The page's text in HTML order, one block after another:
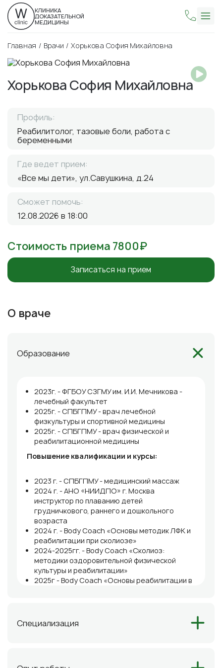
КЛИНИКА
ДОКАЗАТЕЛЬНОЙ
МЕДИЦИНЫ
Главная Врачи Хорькова София Михайловна
Хорькова София Михайловна
Профиль:
Реабилитолог, тазовые боли, работа с
беременными
Где ведет прием:
«Все мы дети», ул.Савушкина, д.24
Сможет помочь:
12.08.2026 в 18:00
Стоимость приема 7800₽
Записаться на прием
О враче
Образование
2023г. - ФГБОУ СЗГМУ им. И.И. Мечникова -
лечебный факультет
2025г. - СПБГПМУ - врач лечебной
физкультуры и спортивной медицины
2025г. - СПБГПМУ - врач физической и
реабилитационной медицины
Повышение квалификации и курсы:
2023 г. - СПБГПМУ - медицинский массаж
2024 г. - АНО «НИИДПО» г. Москва
инструктор по плаванию детей
грудничкового, раннего и дошкольного
возраста
2024 г. - Body Coach «Основы методик ЛФК и
реабилитации при сколиозе»
2024-2025гг. - Body Coach «Сколиоз:
методики оздоровительной физической
культуры и реабилитации»
2025г - Body Coach «Основы реабилитации в
2025г. - Body Coach «Нутрициология для
беременных и кормящих»
Специализация